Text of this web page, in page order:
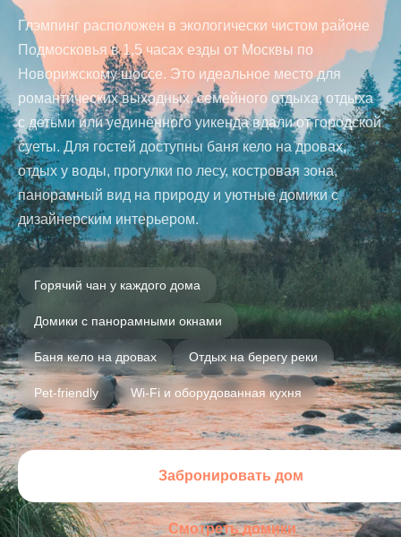
Глэмпинг расположен в экологически чистом районе
Подмосковья в 1,5 часах езды от Москвы по
Новорижскому шоссе. Это идеальное место для
романтических выходных, семейного отдыха, отдыха
с детьми или уединённого уикенда вдали от городской
суеты. Для гостей доступны баня кело на дровах,
отдых у воды, прогулки по лесу, костровая зона,
панорамный вид на природу и уютные домики с
дизайнерским интерьером.
Горячий чан у каждого дома
Домики с панорамными окнами
Баня кело на дровах Отдых на берегу реки
Pet-friendly Wi-Fi и оборудованная кухня
Забронировать дом
Смотреть домики